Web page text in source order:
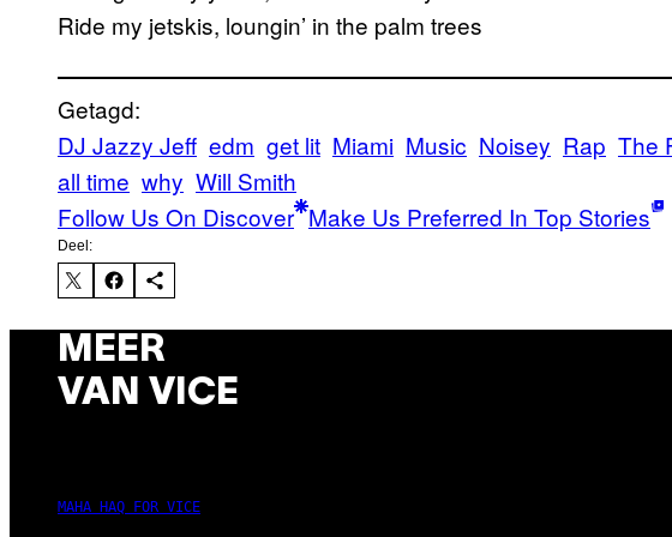
Ride my jetskis, loungin’ in the palm trees
Getagd:
DJ Jazzy Jeff edm get lit Miami Music Noisey Rap The
all time why Will Smith
Follow Us On Discover Make Us Preferred In Top Stories
Deel:
MEER
VAN VICE
MAHA HAQ FOR VICE